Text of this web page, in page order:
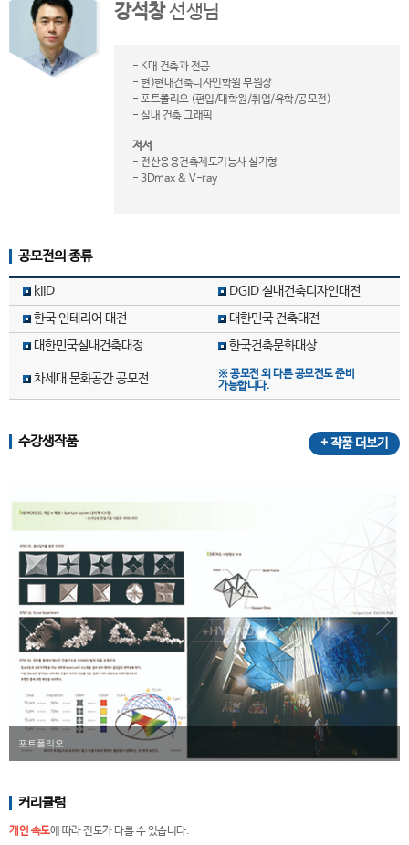
강석창선생님
- K대 건축과 전공
- 현)현대건축디자인학원 부원장
- 포트폴리오 (편입/대학원/취업/유학/공모전)
- 실내 건축 그래픽
저서
- 전산응용건축제도기능사 실기형
- 3Dmax & V-ray
공모전의 종류
kIID
DGID 실내건축디자인대전
한국 인테리어 대전
대한민국 건축대전
대한민국실내건축대정
한국건축문화대상
차세대 문화공간 공모전
※ 공모전 외 다른 공모전도 준비
가능합니다.
수강생작품 + 작품 더보기
포트폴리오
커리큘럼
개인 속도에 따라 진도가 다를 수 있습니다.